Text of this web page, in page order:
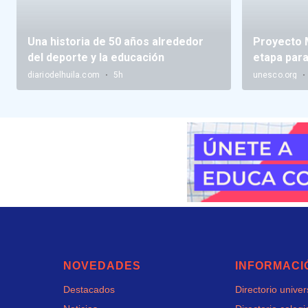
NOVEDADES
Destacados
Directorio